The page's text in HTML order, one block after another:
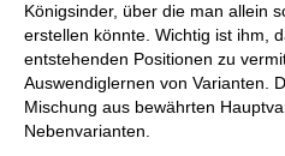
Königsinder, über die man allein
erstellen könnte. Wichtig ist ihm,
entstehenden Positionen zu
Auswendiglernen von Varianten.
Mischung aus bewährten
Nebenvarianten.